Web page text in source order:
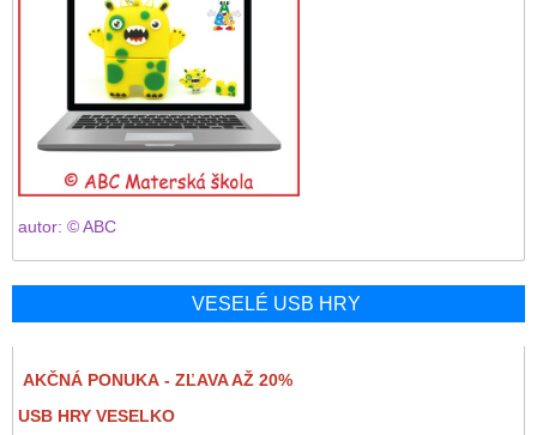
autor: © ABC
VESELÉ USB HRY
AKČNÁ PONUKA - ZĽAVA AŽ 20%
USB HRY VESELKO